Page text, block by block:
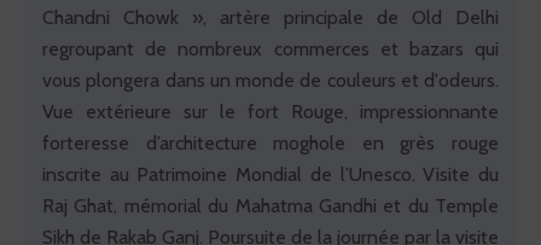
Chandni Chowk », artère principale de Old Delhi
regroupant de nombreux commerces et bazars qui
vous plongera dans un monde de couleurs et d'odeurs.
Vue extérieure sur le fort Rouge, impressionnante
forteresse d’architecture moghole en grès rouge
inscrite au Patrimoine Mondial de l’Unesco. Visite du
Raj Ghat, mémorial du Mahatma Gandhi et du Temple
Sikh de Rakab Ganj. Poursuite de la journée par la visite